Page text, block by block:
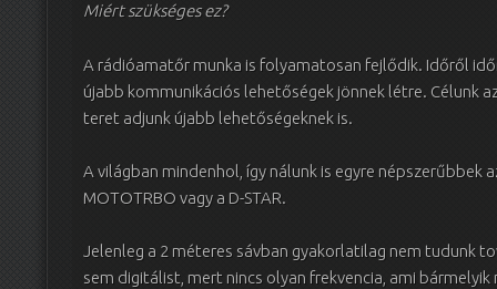
Miért szükséges ez?
A rádióamatőr munka is folyamatosan fejlődik. Időről
újabb kommunikációs lehetőségek jönnek létre. Célunk
teret adjunk újabb lehetőségeknek is.
A világban mindenhol, így nálunk is egyre népszerűbbek
MOTOTRBO vagy a D-STAR.
Jelenleg a 2 méteres sávban gyakorlatilag nem tudunk
sem digitálist, mert nincs olyan frekvencia, ami